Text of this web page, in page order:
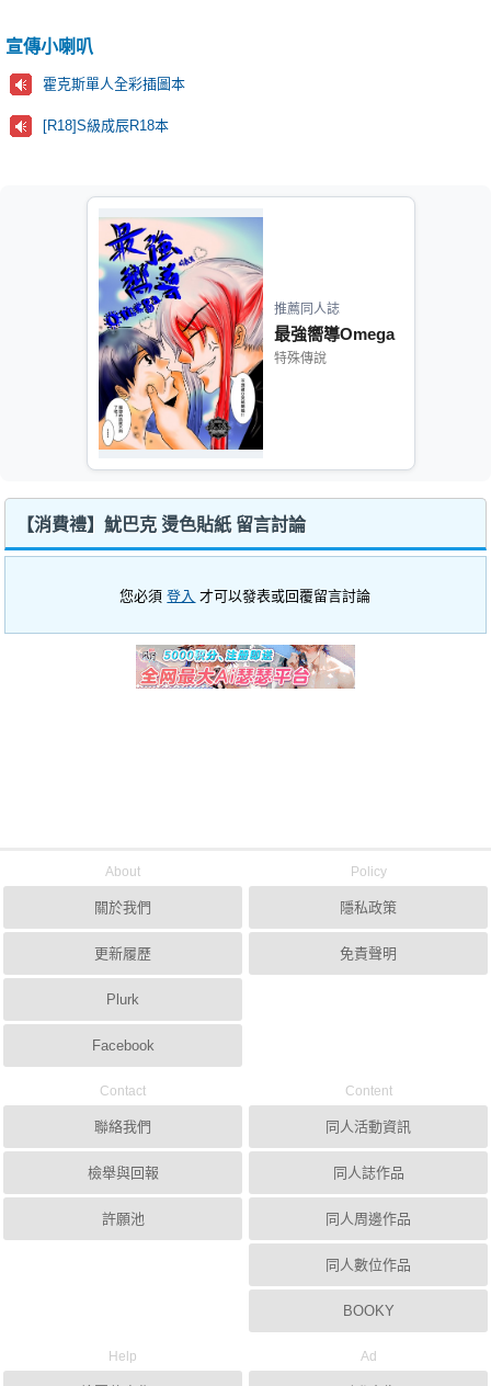
宣傳小喇叭
霍克斯單人全彩插圖本
[R18]S級成辰R18本
推薦同人誌
最強嚮導Omega
特殊傳說
【消費禮】魷巴克 燙色貼紙 留言討論
您必須登入 才可以發表或回覆留言討論
About
關於我們
更新履歷
Plurk
Facebook
Policy
隱私政策
免責聲明
Contact
聯絡我們
檢舉與回報
許願池
Content
同人活動資訊
同人誌作品
同人周邊作品
同人數位作品
BOOKY
Help Ad